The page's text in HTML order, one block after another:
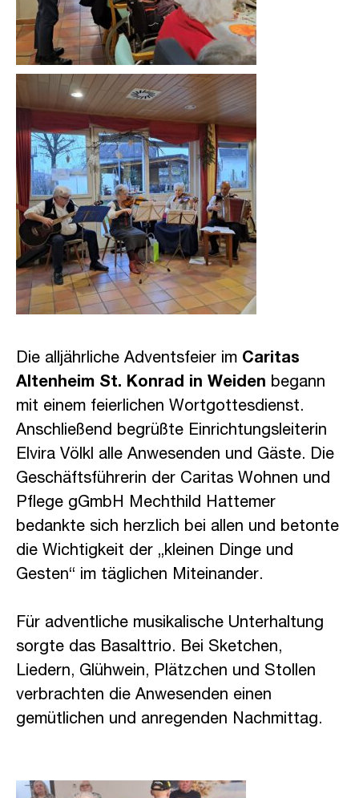
Die alljährliche Adventsfeier im Caritas
Altenheim St. Konrad in Weiden begann
mit einem feierlichen Wortgottesdienst.
Anschließend begrüßte Einrichtungsleiterin
Elvira Völkl alle Anwesenden und Gäste. Die
Geschäftsführerin der Caritas Wohnen und
Pflege gGmbH Mechthild Hattemer
bedankte sich herzlich bei allen und betonte
die Wichtigkeit der „kleinen Dinge und
Gesten“ im täglichen Miteinander.
Für adventliche musikalische Unterhaltung
sorgte das Basalttrio. Bei Sketchen,
Liedern, Glühwein, Plätzchen und Stollen
verbrachten die Anwesenden einen
gemütlichen und anregenden Nachmittag.